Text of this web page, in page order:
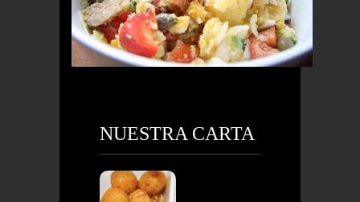
NUESTRA CARTA